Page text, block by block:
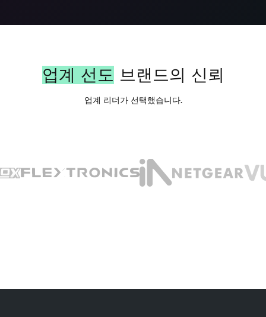
업계 선도 브랜드의 신뢰
업계 리더가 선택했습니다.